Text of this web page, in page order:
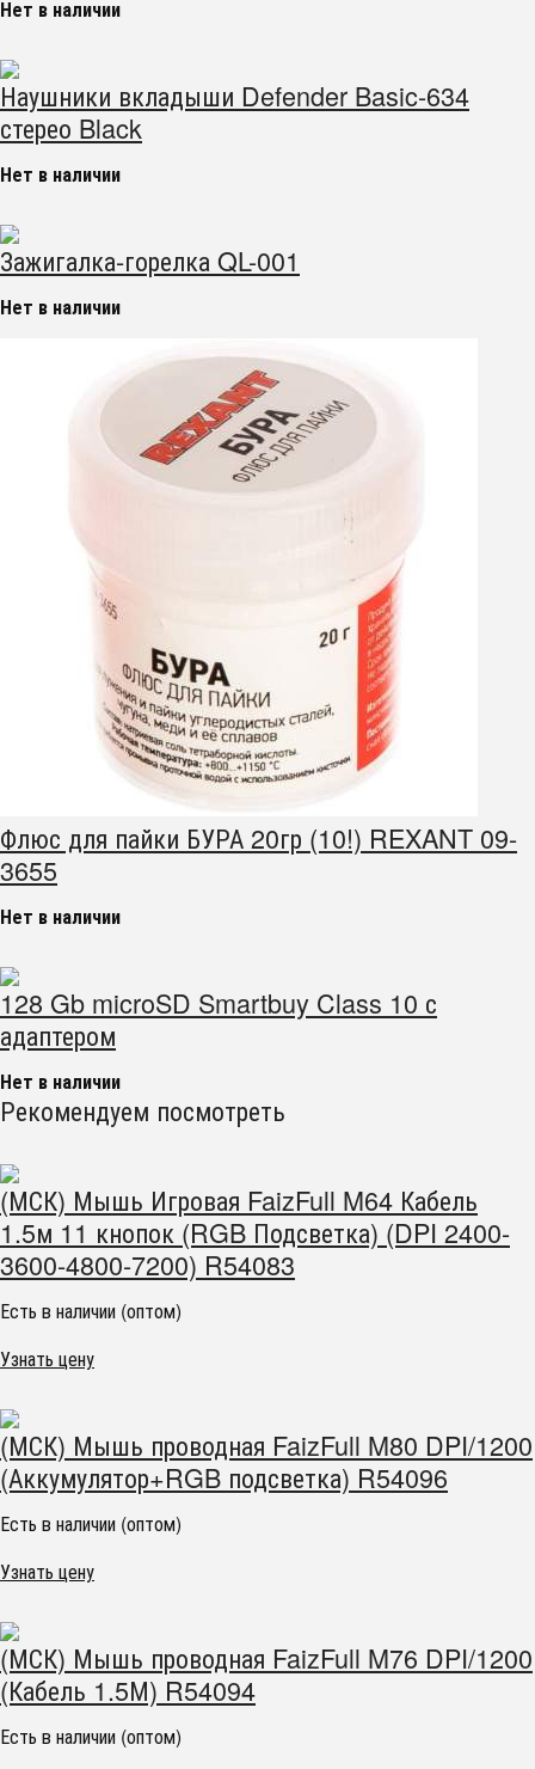
Нет в наличии
Наушники вкладыши Defender Basic-634
стерео Black
Нет в наличии
Зажигалка-горелка QL-001
Нет в наличии
Флюс для пайки БУРА 20гр (10!) REXANT 09-
3655
Нет в наличии
128 Gb microSD Smartbuy Class 10 с
адаптером
Нет в наличии
Рекомендуем посмотреть
(МСК) Мышь Игровая FaizFull M64 Кабель
1.5м 11 кнопок (RGB Подсветка) (DPI 2400-
3600-4800-7200) R54083
Есть в наличии (оптом)
Узнать цену
(МСК) Мышь проводная FaizFull M80 DPI/1200
(Аккумулятор+RGB подсветка) R54096
Есть в наличии (оптом)
Узнать цену
(МСК) Мышь проводная FaizFull M76 DPI/1200
(Кабель 1.5М) R54094
Есть в наличии (оптом)